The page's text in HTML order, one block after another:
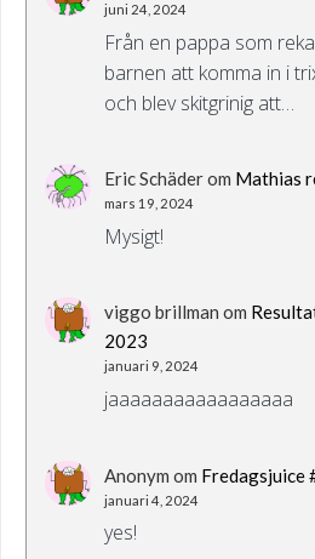
juni 24, 2024
Från en pappa som
barnen att komma in i
och blev skitgrinig att…
Eric Schäderom Mathias
mars 19, 2024
Mysigt!
viggo brillman om
2023
januari 9, 2024
jaaaaaaaaaaaaaaaaa
Anonym om Fredagsjuice
januari 4, 2024
yes!